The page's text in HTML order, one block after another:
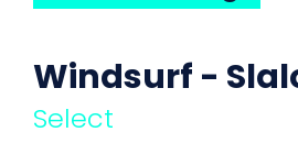
Windsurf -
Select